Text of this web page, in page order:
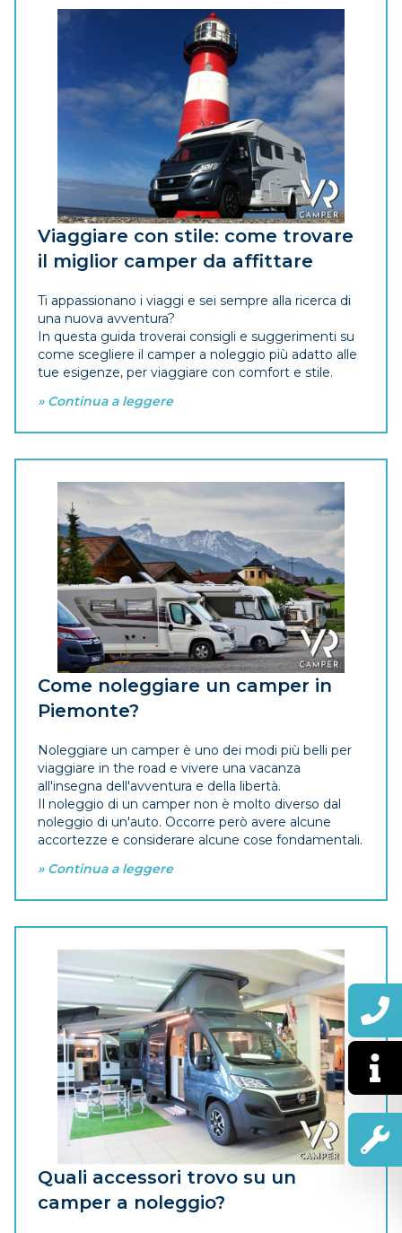
Viaggiare con stile: come trovare
il miglior camper da affittare
Ti appassionano i viaggi e sei sempre alla ricerca di
una nuova avventura?
In questa guida troverai consigli e suggerimenti su
come scegliere il camper a noleggio più adatto alle
tue esigenze, per viaggiare con comfort e stile.
» Continua a leggere
Come noleggiare un camper in
Piemonte?
Noleggiare un camper è uno dei modi più belli per
viaggiare in the road e vivere una vacanza
all'insegna dell'avventura e della libertà.
Il noleggio di un camper non è molto diverso dal
noleggio di un'auto. Occorre però avere alcune
accortezze e considerare alcune cose fondamentali.
» Continua a leggere
Quali accessori trovo su un
camper a noleggio?